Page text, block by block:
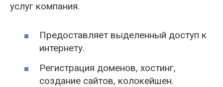
услуг компания.
Предоставляет выделенный доступ к
интернету.
Регистрация доменов, хостинг,
создание сайтов, колокейшен.